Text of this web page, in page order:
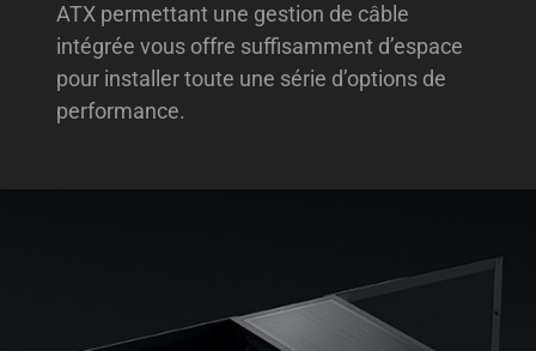
ATX permettant une gestion de câble
intégrée vous offre suffisamment d’espace
pour installer toute une série d’options de
performance.